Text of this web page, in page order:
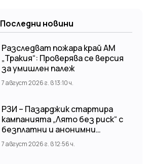
Последни новини
Разследват пожара край АМ
„Тракия“: Проверява се версия
за умишлен палеж
7 август 2026 г. в 13:10 ч.
РЗИ – Пазарджик стартира
кампанията „Лято без риск“ с
безплатни и анонимни
изследвания за ХИВ
7 август 2026 г. в 12:56 ч.